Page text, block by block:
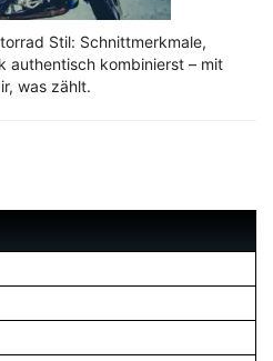
Stil: Schnittmerkmale,
authentisch kombinierst – mit
was zählt.